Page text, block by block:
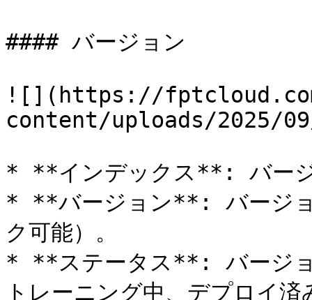
#### バージョン
![](https://
content/uploads/2025/
* **インデックス**: バージ
* **バージョン**: バージョ
ク可能）。
* **ステータス**: バージョ
トレーニング中、デプロイ